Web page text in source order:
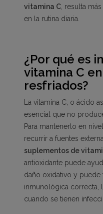
vitamina C , resulta
en la rutina diaria.
¿Por qué es
vitamina C
resfriados?
La vitamina C, o ácido
esencial que no
Para mantenerlo en
recurrir a fuentes
suplementos de
antioxidante puede
daño oxidativo y puede
inmunológica correcta,
cuando se tienen